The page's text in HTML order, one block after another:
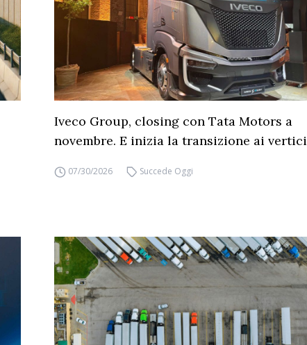
Iveco Group, closing con Tata Motors a
novembre. E inizia la transizione ai vertici
07/30/2026 Succede Oggi